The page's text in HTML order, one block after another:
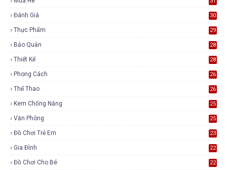
Đánh Giá 30
Thực Phẩm 29
Bảo Quản 28
Thiết Kế 28
Phong Cách 26
Thể Thao 26
Kem Chống Nắng 25
Văn Phòng 25
Đồ Chơi Trẻ Em 23
Gia Đình 22
Đồ Chơi Cho Bé 22